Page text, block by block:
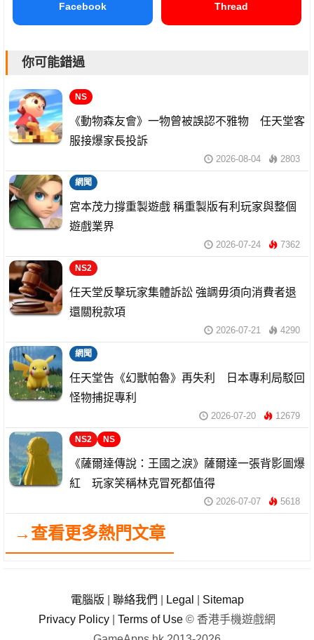
Facebook Thread
你可能錯過
NS
《動物森友會》一物曾被誤認不雅物 任天堂客
服接爆家長投訴
2026-08-04 2803
網聞
宮本茂力撐重製遊戲 稱重製版有利玩家與整個
遊戲業界
2026-07-24 7362
NS2
任天堂反擊玩家集體訴訟 強調毋須向消費者退
還關稅款項
2026-07-21 4290
網聞
任天堂告《幻獸帕魯》再失利 日本專利局駁回
怪物捕捉專利
2026-07-20 12679
NS2 NS
《薩爾達傳說：王國之淚》薩爾達一張背影圖爆
紅 玩家笑稱林克冒死都值得
2026-07-07 5618
→查看更多熱門文章
電腦版 聯絡我們 Legal
Sitemap
Privacy Policy
Terms of Use © 香港手機遊戲網